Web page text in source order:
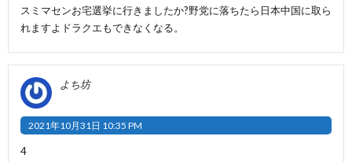
スミマセンお宅選挙に行きましたか?野党に落ちたら日本中国に取ら
れますよドラクエもできなくなる。
よち坊
2021年10月31日 10:35 PM
4